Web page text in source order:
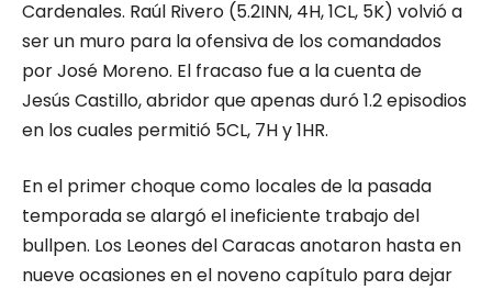
Cardenales. Raúl Rivero (5.2INN, 4H, 1CL, 5K) volvió a
ser un muro para la ofensiva de los comandados
por José Moreno. El fracaso fue a la cuenta de
Jesús Castillo, abridor que apenas duró 1.2 episodios
en los cuales permitió 5CL, 7H y 1HR.
En el primer choque como locales de la pasada
temporada se alargó el ineficiente trabajo del
bullpen. Los Leones del Caracas anotaron hasta en
nueve ocasiones en el noveno capítulo para dejar